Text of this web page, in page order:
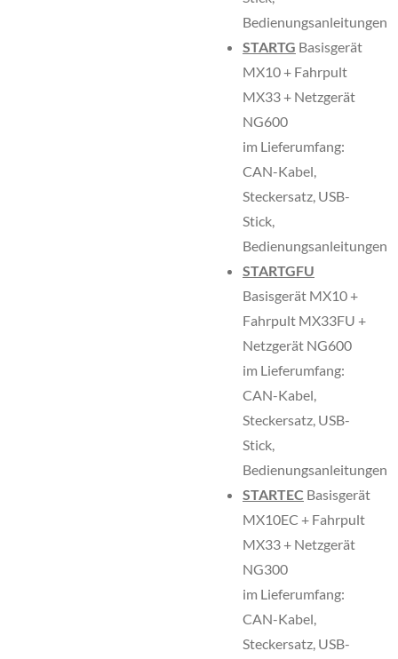
Bedienungsanleitungen
STARTG Basisgerät
MX10 + Fahrpult
MX33 + Netzgerät
NG600
im Lieferumfang:
CAN-Kabel,
Steckersatz, USB-
Stick,
Bedienungsanleitungen
STARTGFU
Basisgerät MX10 +
Fahrpult MX33FU +
Netzgerät NG600
im Lieferumfang:
CAN-Kabel,
Steckersatz, USB-
Stick,
Bedienungsanleitungen
STARTEC Basisgerät
MX10EC + Fahrpult
MX33 + Netzgerät
NG300
im Lieferumfang:
CAN-Kabel,
Steckersatz, USB-